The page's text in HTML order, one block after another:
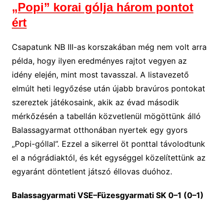
„Popi” korai gólja három pontot
ért
Csapatunk NB III-as korszakában még nem volt arra
példa, hogy ilyen eredményes rajtot vegyen az
idény elején, mint most tavasszal. A listavezető
elmúlt heti legyőzése után újabb bravúros pontokat
szereztek játékosaink, akik az évad második
mérkőzésén a tabellán közvetlenül mögöttünk álló
Balassagyarmat otthonában nyertek egy gyors
„Popi-góllal”. Ezzel a sikerrel öt ponttal távolodtunk
el a nógrádiaktól, és két egységgel közelítettünk az
egyaránt döntetlent játszó éllovas duóhoz.
Balassagyarmati VSE–Füzesgyarmati SK 0–1 (0–1)